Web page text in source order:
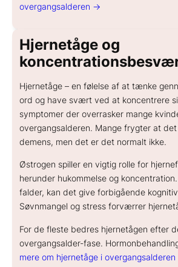
overgangsalderen →
Hjernetåge og
Hjernetåge – en følelse af at tænke
ord og have svært ved at koncentrere
symptomer der overrasker mange
overgangsalderen. Mange frygter at
demens, men det er det normalt ikke.
Østrogen spiller en vigtig rolle for
herunder hukommelse og
falder, kan det give forbigående
Søvnmangel og stress forværrer
For de fleste bedres hjernetågen efter
overgangsalder-fase.
mere om hjernetåge i